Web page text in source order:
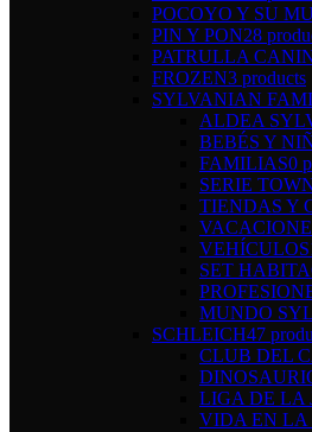
POCOYO Y SU
PIN Y PON28
PATRULLA
FROZEN3 products
SYLVANIAN
ALDEA
BEBÉS Y
FAMILIAS0
SERIE
TIENDAS Y
VEHÍCULOS
SET
MUNDO
SCHLEICH47
CLUB DEL
LIGA DE LA
VIDA EN LA